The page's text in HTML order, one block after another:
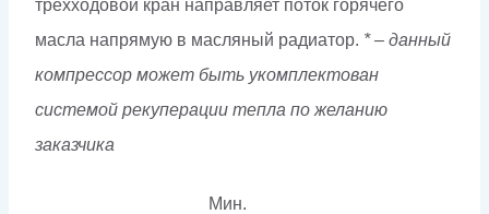
трехходовой кран направляет поток горячего
масла напрямую в масляный радиатор. * – данный
компрессор может быть укомплектован
системой рекуперации тепла по желанию
заказчика
Мин.